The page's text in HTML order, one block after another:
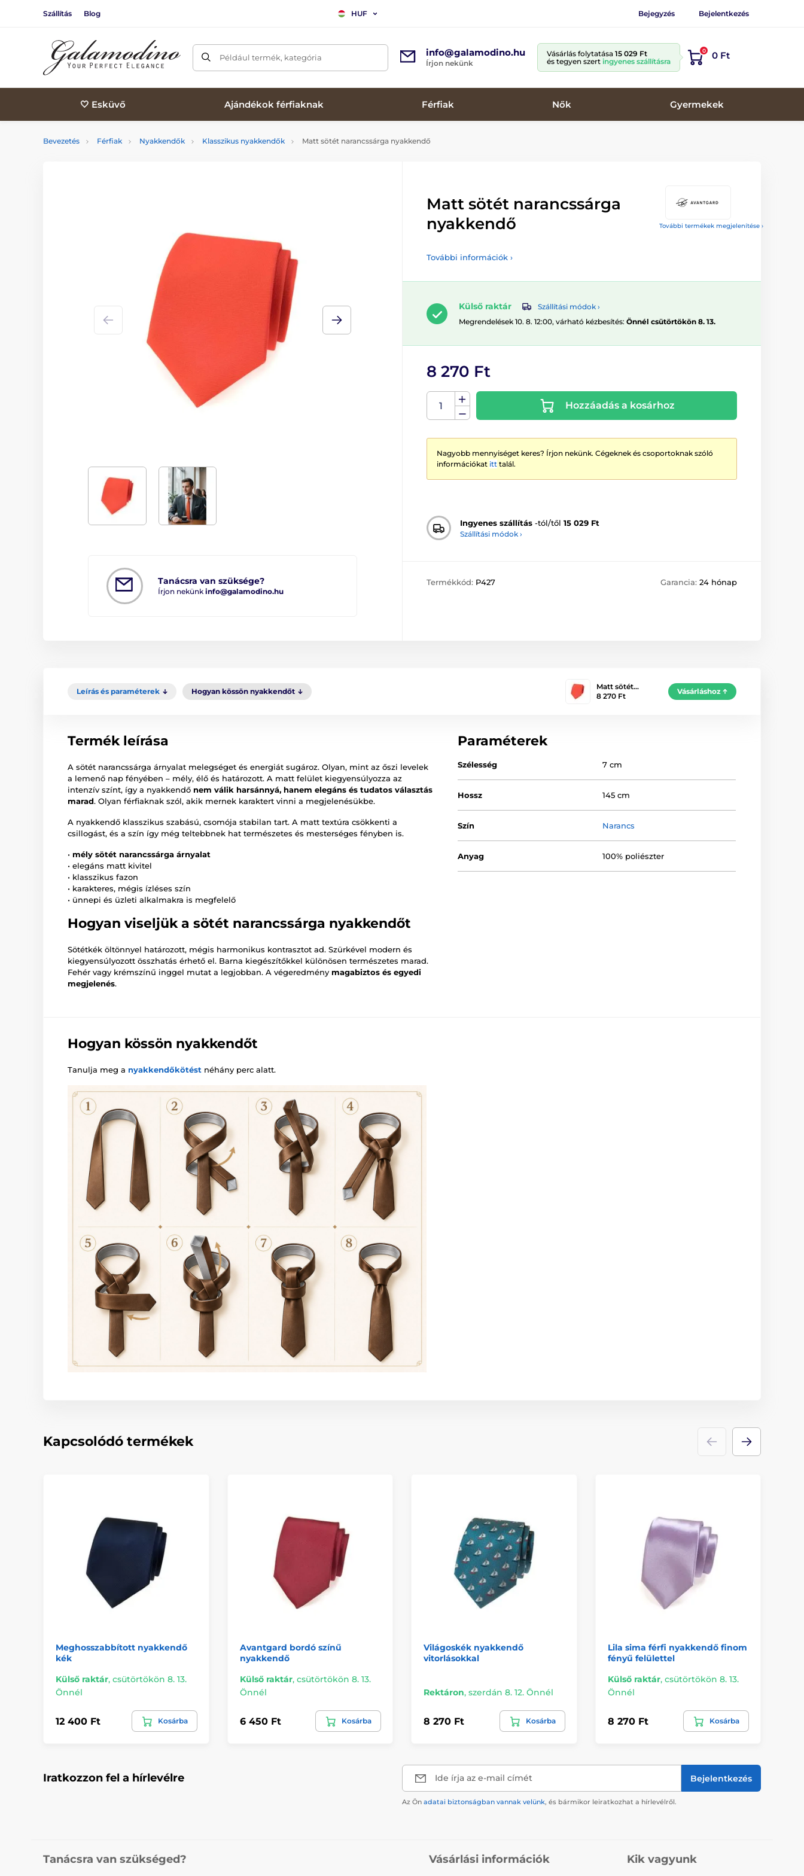
Szállítás Blog HUF Bejegyzés Bejelentkezés
Például termék, kategória info@galamodino.hu
Írjon nekünk
Vásárlás folytatása 15 029 Ft
és tegyen szert ingyenes szállításra
0 0 Ft
🤍 Esküvő Ajándékok férfiaknak Férfiak Nők Gyermekek
Bevezetés Férfiak Nyakkendők Klasszikus nyakkendők Matt sötét narancssárga nyakkendő
További termékek megjelenítése ›
Tanácsra van szüksége?
Írjon nekünk info@galamodino.hu
Matt sötét narancssárga
nyakkendő
További információk ›
Külső raktár
Szállítási módok ›
Megrendelések 10. 8. 12:00, várható kézbesítés: Önnél csütörtökön 8. 13.
8 270 Ft
Hozzáadás a kosárhoz
Nagyobb mennyiséget keres? Írjon nekünk. Cégeknek és csoportoknak szóló
információkat itt talál.
Ingyenes szállítás -tól/től 15 029 Ft
Szállítási módok ›
Termékkód: P427 Garancia: 24 hónap
Leírás és paraméterek Hogyan kössön nyakkendőt
Matt sötét…
8 270 Ft
Vásárláshoz
Termék leírása
A sötét narancssárga árnyalat melegséget és energiát sugároz. Olyan, mint az őszi levelek
a lemenő nap fényében – mély, élő és határozott. A matt felület kiegyensúlyozza az
intenzív színt, így a nyakkendő nem válik harsánnyá, hanem elegáns és tudatos választás
marad. Olyan férfiaknak szól, akik mernek karaktert vinni a megjelenésükbe.
A nyakkendő klasszikus szabású, csomója stabilan tart. A matt textúra csökkenti a
csillogást, és a szín így még teltebbnek hat természetes és mesterséges fényben is.
• mély sötét narancssárga árnyalat
• elegáns matt kivitel
• klasszikus fazon
• karakteres, mégis ízléses szín
• ünnepi és üzleti alkalmakra is megfelelő
Hogyan viseljük a sötét narancssárga nyakkendőt
Sötétkék öltönnyel határozott, mégis harmonikus kontrasztot ad. Szürkével modern és
kiegyensúlyozott összhatás érhető el. Barna kiegészítőkkel különösen természetes marad.
Fehér vagy krémszínű inggel mutat a legjobban. A végeredmény magabiztos és egyedi
megjelenés.
Paraméterek
Szélesség 7 cm
Hossz 145 cm
Szín Narancs
Anyag 100% poliészter
Hogyan kössön nyakkendőt
Tanulja meg a nyakkendőkötést néhány perc alatt.
Kapcsolódó termékek
Meghosszabbított nyakkendő
kék
Külső raktár, csütörtökön 8. 13.
Önnél
12 400 Ft Kosárba
Avantgard bordó színű
nyakkendő
Külső raktár, csütörtökön 8. 13.
Önnél
6 450 Ft Kosárba
Világoskék nyakkendő
vitorlásokkal
Rektáron, szerdán 8. 12. Önnél
8 270 Ft Kosárba
Lila sima férfi nyakkendő finom
fényű felülettel
Külső raktár, csütörtökön 8. 13.
Önnél
8 270 Ft Kosárba
Iratkozzon fel a hírlevélre Ide írja az e-mail címét Bejelentkezés
Az Ön adatai biztonságban vannak velünk, és bármikor leiratkozhat a hírlevélről.
Tanácsra van szükséged? Vásárlási információk Kik vagyunk